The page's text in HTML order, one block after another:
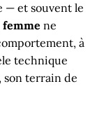
— et souvent le
femme ne
à
technique
son terrain de